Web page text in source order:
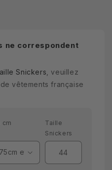
ne correspondent
Snickers , veuillez
vêtements française
cm
Taille
Snickers